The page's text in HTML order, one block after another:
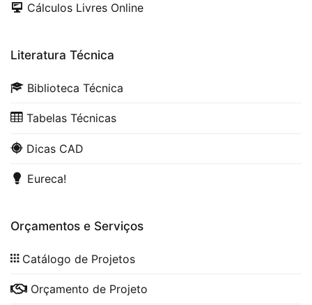
Cálculos Livres Online
Literatura Técnica
Biblioteca Técnica
Tabelas Técnicas
Dicas CAD
Eureca!
Orçamentos e Serviços
Catálogo de Projetos
Orçamento de Projeto